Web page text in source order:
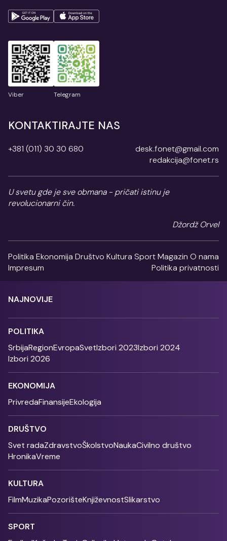
Viber Telegram
KONTAKTIRAJTE NAS
+381 (011) 30 30 680
desk.fonet@gmail.com
redakcija@fonet.rs
U svetu gde je sve obmana - pričati istinu je
revolucionarni čin.
Džordž Orvel
Politika Ekonomija Društvo Kultura SportMagazin O nama
Impresum
Politika privatnosti
NAJNOVIJE
POLITIKA
SrbijaRegionEvropaSvetIzbori 2023Izbori 2024
Izbori 2026
EKONOMIJA
PrivredaFinansijeEkologija
DRUŠTVO
Svet radaZdravstvoŠkolstvoNaukaCivilno društvo
HronikaVreme
KULTURA
FilmMuzikaPozorišteKnjiževnostSlikarstvo
SPORT